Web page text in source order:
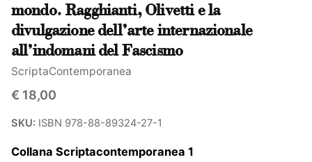
mondo. Ragghianti, Olivetti e la
divulgazione dell’arte internazionale
all’indomani del Fascismo
ScriptaContemporanea
€ 18,00
SKU: ISBN 978-88-89324-27-1
Collana Scriptacontemporanea 1